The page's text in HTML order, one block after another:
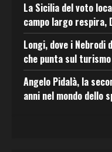
La Sicilia del voto
campo largo respira,
Longi, dove i
che punta sul
Angelo Pidalà, la
anni nel mondo dello